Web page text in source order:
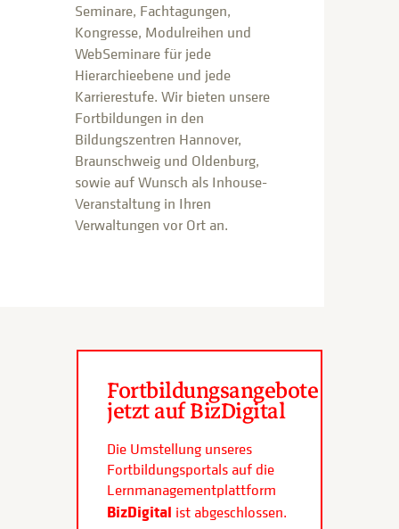
Seminare, Fachtagungen,
Kongresse, Modulreihen und
WebSeminare für jede
Hierarchieebene und jede
Karrierestufe. Wir bieten unsere
Fortbildungen in den
Bildungszentren Hannover,
Braunschweig und Oldenburg,
sowie auf Wunsch als Inhouse-
Veranstaltung in Ihren
Verwaltungen vor Ort an.
Fortbildungsangebote
jetzt auf BizDigital
Die Umstellung unseres
Fortbildungsportals auf die
Lernmanagementplattform
BizDigital ist abgeschlossen.